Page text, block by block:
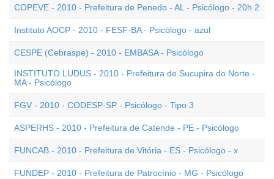
COPEVE - 2010 - Prefeitura de Penedo - AL - Psicólogo - 20h 2
Instituto AOCP - 2010 - FESF-BA - Psicólogo - azul
CESPE (Cebraspe) - 2010 - EMBASA - Psicólogo
INSTITUTO LUDUS - 2010 - Prefeitura de Sucupira do Norte -
MA - Psicólogo
FGV - 2010 - CODESP-SP - Psicólogo - Tipo 3
ASPERHS - 2010 - Prefeitura de Catende - PE - Psicólogo
FUNCAB - 2010 - Prefeitura de Vitória - ES - Psicólogo - x
FUNDEP - 2010 - Prefeitura de Patrocínio - MG - Psicólogo